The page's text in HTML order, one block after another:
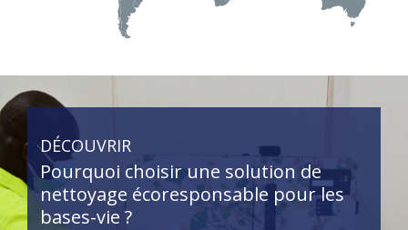
DÉCOUVRIR
Pourquoi choisir une solution de
nettoyage écoresponsable pour les
bases-vie ?